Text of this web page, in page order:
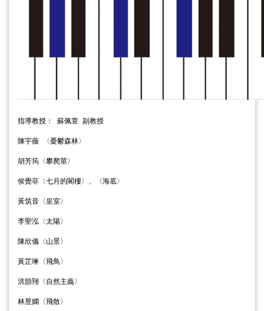
指導教授： 蘇佩萱 副教授
陳宇薇 〈憂鬱森林〉
胡芳筠〈攀爬莖〉
侯覺菲〈七月的閣樓〉、〈海底〉
黃筑音〈皇室〉
李聖泓〈太陽〉
陳欣儀〈山景〉
黃芷琳〈飛鳥〉
洪顗翔〈自然主義〉
林昱嫻〈飛散〉